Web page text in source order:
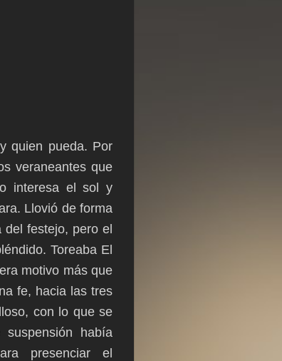
quien pueda. Por
veraneantes que
interesa el sol y
Llovió de forma
festejo, pero el
Toreaba El
motivo más que
fe, hacia las tres
con lo que se
había
presenciar el